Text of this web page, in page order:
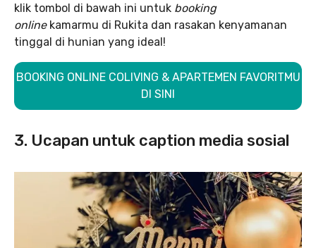
klik tombol di bawah ini untuk booking
onlinekamarmu di Rukita dan rasakan kenyamanan
tinggal di hunian yang ideal!
BOOKING ONLINE COLIVING & APARTEMEN FAVORITMU
DI SINI
3. Ucapan untuk caption media sosial